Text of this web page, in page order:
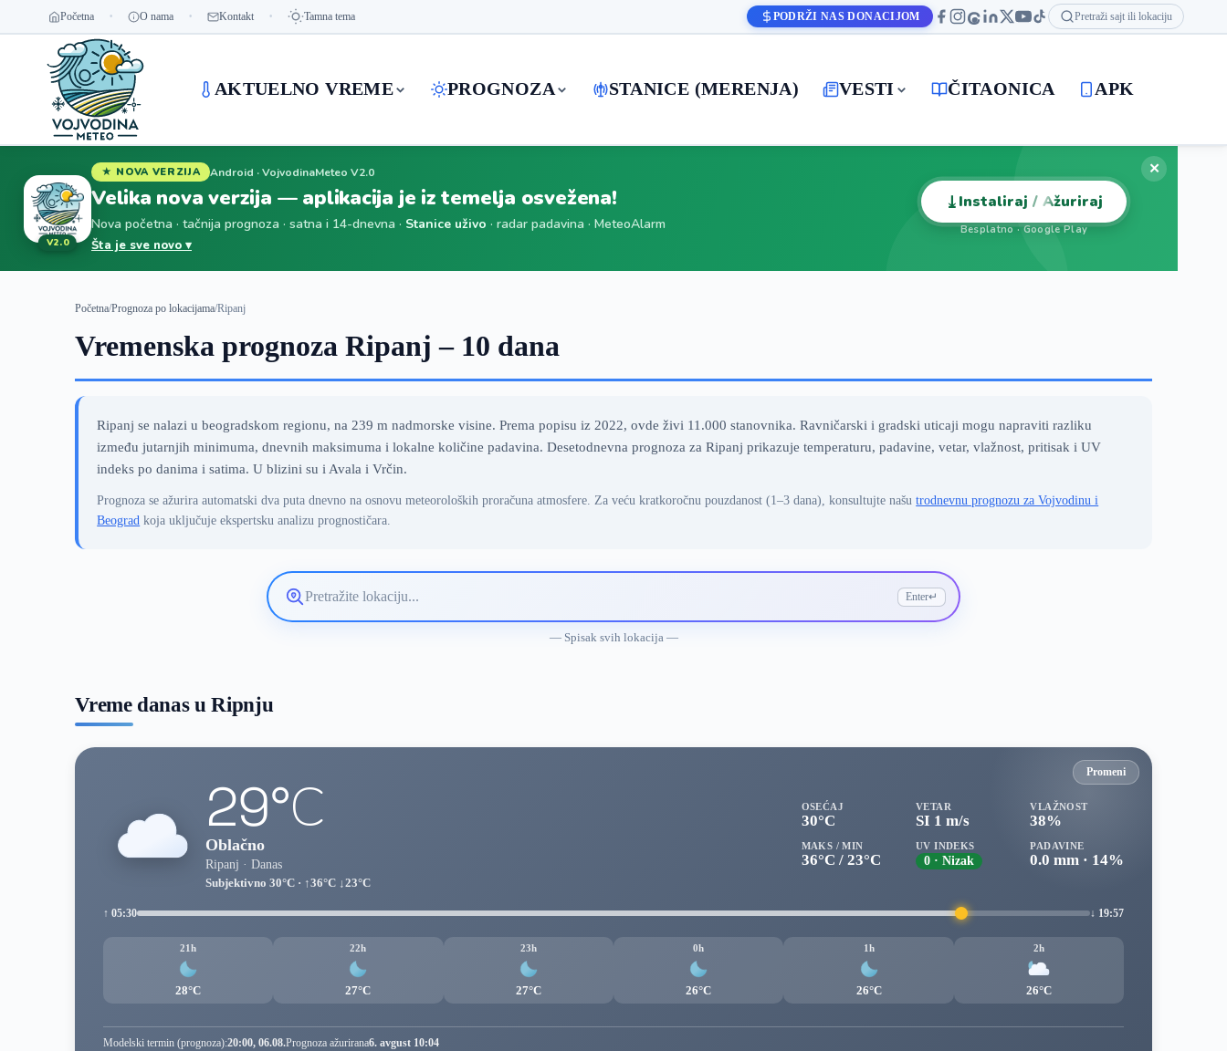
Početna O nama Kontakt Tamna tema PODRŽI NAS DONACIJOM Pretraži sajt ili lokaciju
AKTUELNO VREME PROGNOZA STANICE (MERENJA) VESTI ČITAONICA APK
V2.0
★ NOVA VERZIJA Android · VojvodinaMeteo V2.0
Velika nova verzija — aplikacija je iz temelja osvežena!
Nova početna · tačnija prognoza · satna i 14-dnevna · Stanice uživo · radar padavina · MeteoAlarm
Šta je sve novo ▾
⤓Instaliraj / Ažuriraj
Besplatno · Google Play
✕
Početna/Prognoza po lokacijama/Ripanj
Vremenska prognoza Ripanj – 10 dana
Ripanj se nalazi u beogradskom regionu, na 239 m nadmorske visine. Prema popisu iz 2022, ovde živi 11.000 stanovnika. Ravničarski i gradski uticaji mogu napraviti razliku
između jutarnjih minimuma, dnevnih maksimuma i lokalne količine padavina. Desetodnevna prognoza za Ripanj prikazuje temperaturu, padavine, vetar, vlažnost, pritisak i UV
indeks po danima i satima. U blizini su i Avala i Vrčin.
Prognoza se ažurira automatski dva puta dnevno na osnovu meteoroloških proračuna atmosfere. Za veću kratkoročnu pouzdanost (1–3 dana), konsultujte našutrodnevnu prognozu za Vojvodinu i
Beograd koja uključuje ekspertsku analizu prognostičara.
Pretražite
lokaciju
Enter↵
— Spisak svih lokacija —
Vreme danas u Ripnju
Promeni
29°C
Oblačno
Ripanj · Danas
Subjektivno 30°C · ↑36°C ↓23°C
OSEĆAJ
30°C
VETAR
SI 1 m/s
VLAŽNOST
38%
MAKS / MIN
36°C / 23°C
UV INDEKS
0 · Nizak
PADAVINE
0.0 mm · 14%
↑ 05:30 ↓ 19:57
21h
28°C
22h
27°C
23h
27°C
0h
26°C
1h
26°C
2h
26°C
Modelski termin (prognoza):20:00, 06.08.Prognoza ažurirana6. avgust 10:04